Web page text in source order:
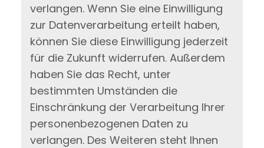
verlangen. Wenn Sie eine Einwilligung
zur Datenverarbeitung erteilt haben,
können Sie diese Einwilligung jederzeit
für die Zukunft widerrufen. Außerdem
haben Sie das Recht, unter
bestimmten Umständen die
Einschränkung der Verarbeitung Ihrer
personenbezogenen Daten zu
verlangen. Des Weiteren steht Ihnen